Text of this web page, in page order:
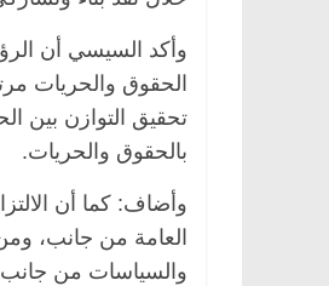
وأكد السيسي أن
الحقوق والحريات
تحقيق التوازن بين
بالحقوق والحريات.
وأضاف: كما أن
العامة من جانب،
والسياسات من جانب